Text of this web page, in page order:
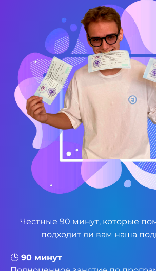
Честные 90 минут, которые
подходит ли вам наша
🕒 90 минут